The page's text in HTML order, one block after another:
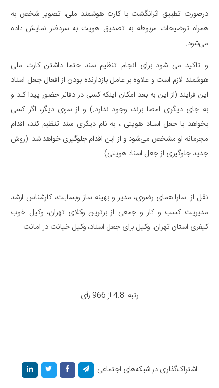
درصورت تطبیق اثرانگشت با کارت هوشمند ملی، تصویر شخص به
همراه توضیحات مربوطه به تصدیق هویت به سردفتر نمایش داده
می‌شود.
و تاکید می شود برای انجام تنظیم سند حتما داشتن کارت ملی
هوشمند لازم است و علاوه بر عامل بازدارنده بودن از افعال جعل اسناد
این فرایند (از این به بعد امکان اینکه کسی در دفاتر حضور پیدا کند و
به جای دیگری امضا بزند، وجود ندارد.) و از سوی دیگر، اگر کسی
بخواهد با جعل اسناد هویتی ، به نام دیگری سند تنظیم کند، اقدام
مجرمانه او مشخص می‌شود و از این اقدام جلوگیری خواهد شد. (روش
جدید جلوگیری از جعل اسناد هویتی)
نقل از: سارا همای رضوی، مدیر و بهینه ساز وبسایت، کارشناس ارشد
مدیریت کسب و کار و جمعی از برترین وکلای تهران، وکیل خوب
کیفری استان تهران، وکیل برای جعل اسناد، وکیل خیانت در امانت
رتبه: 4.8 از 966 رأی
اشتراک‌گذاری در شبکه‌های اجتماعی